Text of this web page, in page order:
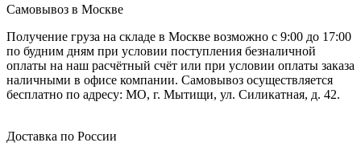
Самовывоз в Москве
Получение груза на складе в Москве возможно с 9:00 до 17:00
по будним дням при условии поступления безналичной
оплаты на наш расчётный счёт или при условии оплаты заказа
наличными в офисе компании. Самовывоз осуществляется
бесплатно по адресу: МО, г. Мытищи, ул. Силикатная, д. 42.
Доставка по России